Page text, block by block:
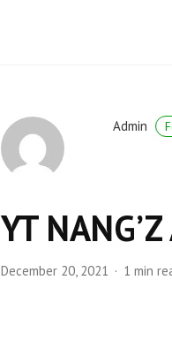
Admin
YT
December 20, 2021 1 min